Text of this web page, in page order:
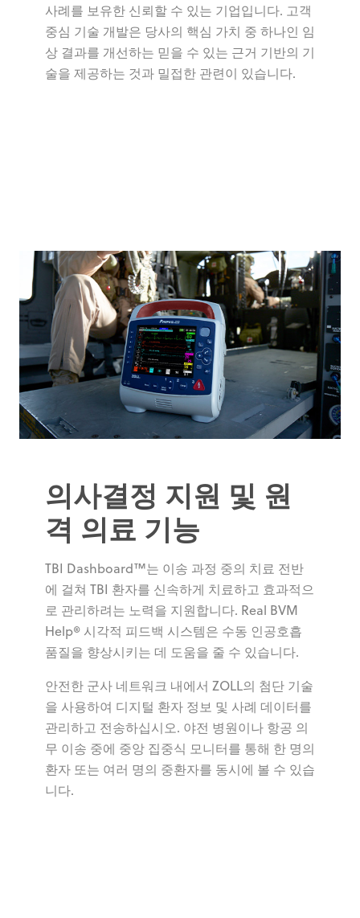
사례를 보유한 신뢰할 수 있는 기업입니다. 고객
중심 기술 개발은 당사의 핵심 가치 중 하나인 임
상 결과를 개선하는 믿을 수 있는 근거 기반의 기
술을 제공하는 것과 밀접한 관련이 있습니다.
의사결정 지원 및 원
격 의료 기능
TBI Dashboard™는 이송 과정 중의 치료 전반
에 걸쳐 TBI 환자를 신속하게 치료하고 효과적으
로 관리하려는 노력을 지원합니다. Real BVM
Help® 시각적 피드백 시스템은 수동 인공호흡
품질을 향상시키는 데 도움을 줄 수 있습니다.
안전한 군사 네트워크 내에서 ZOLL의 첨단 기술
을 사용하여 디지털 환자 정보 및 사례 데이터를
관리하고 전송하십시오. 야전 병원이나 항공 의
무 이송 중에 중앙 집중식 모니터를 통해 한 명의
환자 또는 여러 명의 중환자를 동시에 볼 수 있습
니다.